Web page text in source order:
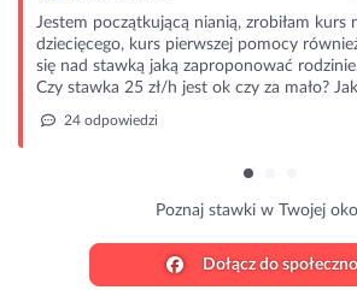
Jestem początkującą nianią, zrobiłam kurs
dziecięcego, kurs pierwszej pomocy
się nad stawką jaką zaproponować
Czy stawka 25 zł/h jest ok czy za mało?
24 odpowiedzi
Poznaj stawki w Twojej
Dołącz do